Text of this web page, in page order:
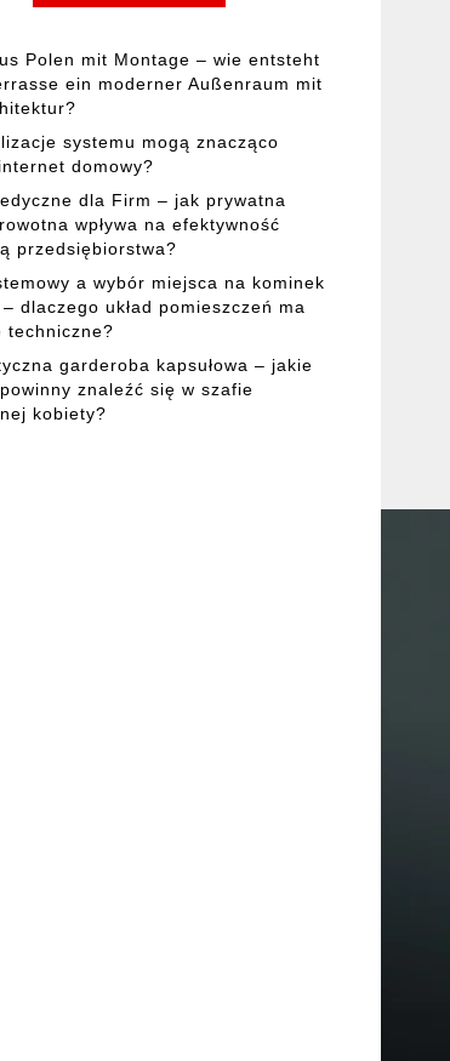
kupować?
Polen mit Montage – wie entsteht
ein moderner Außenraum mit
systemu mogą znacząco
domowy?
dla Firm – jak prywatna
wpływa na efektywność
przedsiębiorstwa?
a wybór miejsca na kominek
– dlaczego układ pomieszczeń ma
techniczne?
garderoba kapsułowa – jakie
znaleźć się w szafie
kobiety?